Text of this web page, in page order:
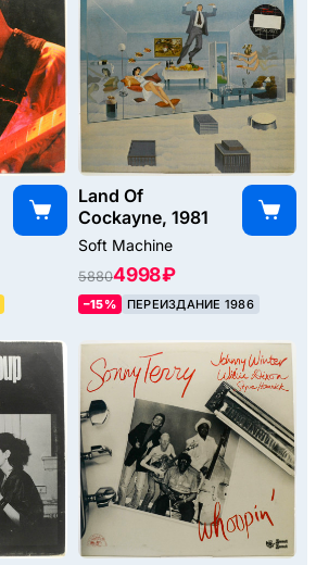
Land Of
Cockayne, 1981
Soft Machine
58804998 ₽
–15% ПЕРЕИЗДАНИЕ 1986